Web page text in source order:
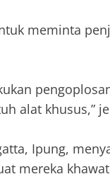
meminta
alat khusus,”
Ipung,
mereka